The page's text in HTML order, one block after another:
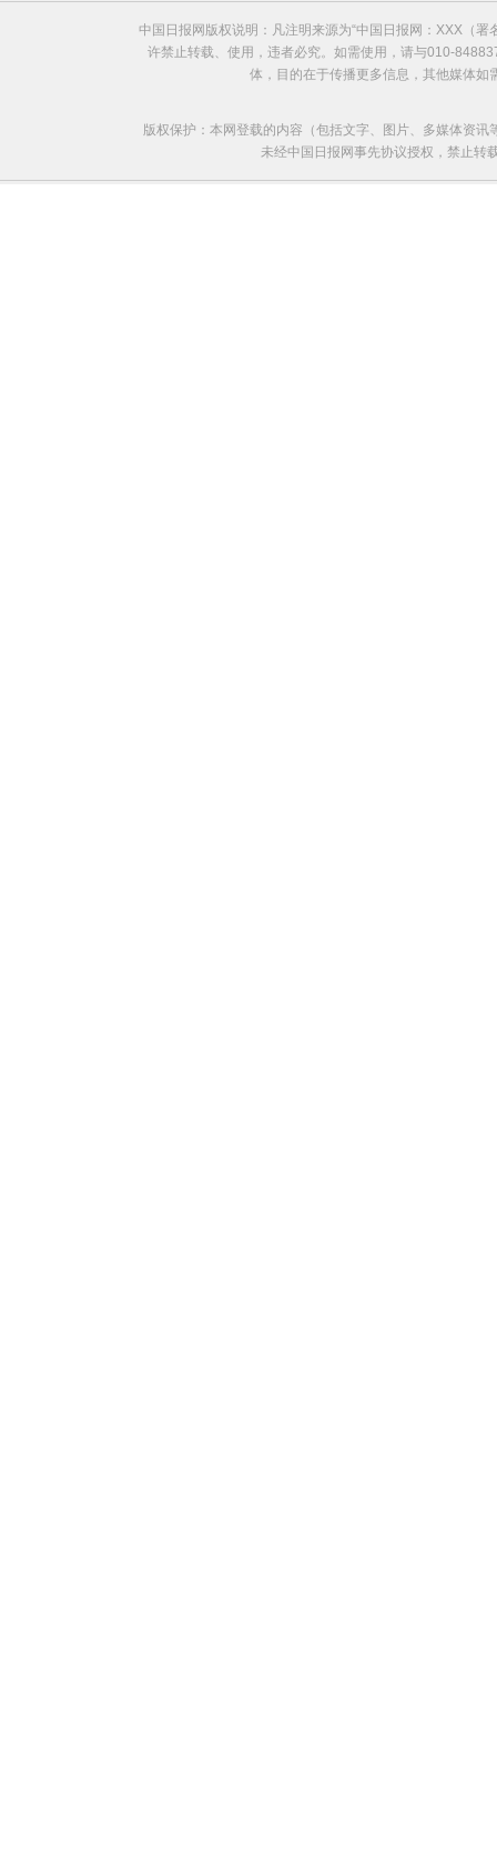
中国日报网版权说明：凡注明来源为“中国日报网：XXX（
许禁止转载、使用，违者必究。如需使用，请与010-
体，目的在于传播更多信息，其他媒体
版权保护：本网登载的内容（包括文字、图片、多媒体资
未经中国日报网事先协议授权，禁止转